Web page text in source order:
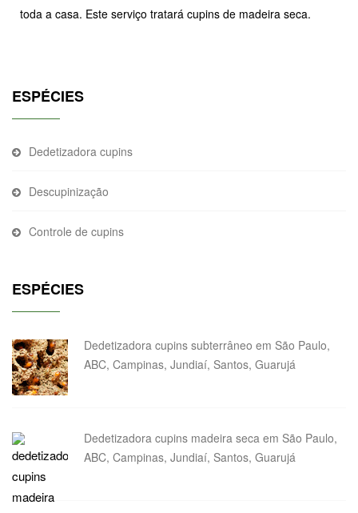
toda a casa. Este serviço tratará cupins de madeira seca.
ESPÉCIES
Dedetizadora cupins
Descupinização
Controle de cupins
ESPÉCIES
Dedetizadora cupins subterrâneo em São Paulo,
ABC, Campinas, Jundiaí, Santos, Guarujá
Dedetizadora cupins madeira seca em São Paulo,
ABC, Campinas, Jundiaí, Santos, Guarujá